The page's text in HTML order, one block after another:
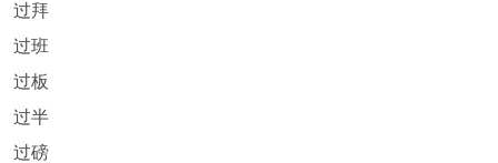
过拜
过班
过板
过半
过磅